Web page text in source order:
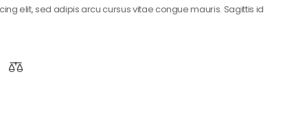
elit, sed adipis arcu cursus vitae congue mauris. Sagittis id